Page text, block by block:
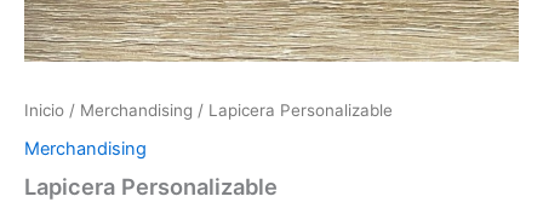
Inicio / Merchandising / Lapicera Personalizable
Merchandising
Lapicera Personalizable